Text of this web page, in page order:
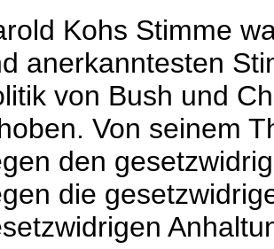
Kohs Stimme
anerkanntesten
von Bush und
Von seinem
den
die